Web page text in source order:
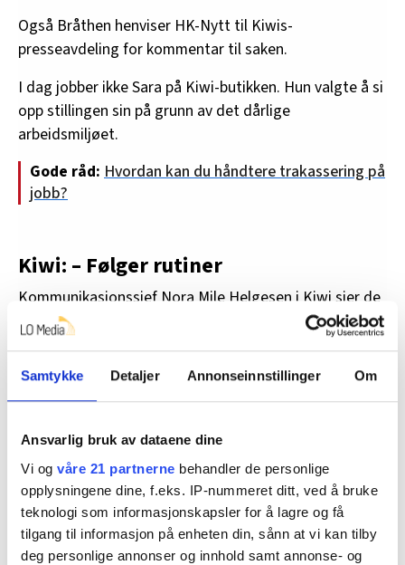
Samtykke Detaljer Annonseinnstillinger Om
Ansvarlig bruk av dataene dine
Vi og våre 21 partnerne behandler de personlige
opplysningene dine, f.eks. IP-nummeret ditt, ved å bruke
teknologi som informasjonskapsler for å lagre og få
tilgang til informasjon på enheten din, sånn at vi kan tilby
deg personlige annonser og innhold samt annonse- og
Også Bråthen henviser HK-Nytt til Kiwis-
presseavdeling for kommentar til saken.
I dag jobber ikke Sara på Kiwi-butikken. Hun valgte å si
opp stillingen sin på grunn av det dårlige
arbeidsmiljøet.
Gode råd: Hvordan kan du håndtere trakassering på
jobb?
Kiwi: – Følger rutiner
Kommunikasjonssjef Nora Mile Helgesen i Kiwi sier de
har etablerte rutiner for varsling og håndtering av
– Av hensyn til personvern, og fordi dette gjelder en
personalsak, kan vi ikke kommentere konkrete forhold,
påstander, vurderinger eller tiltak knyttet til
enkeltpersoner. Vi kan heller ikke kommentere
innholdet i interne møter eller oppfølgingen av
navngitte medarbeidere, skriver Helgesen i en e-post
til HK-Nytt.